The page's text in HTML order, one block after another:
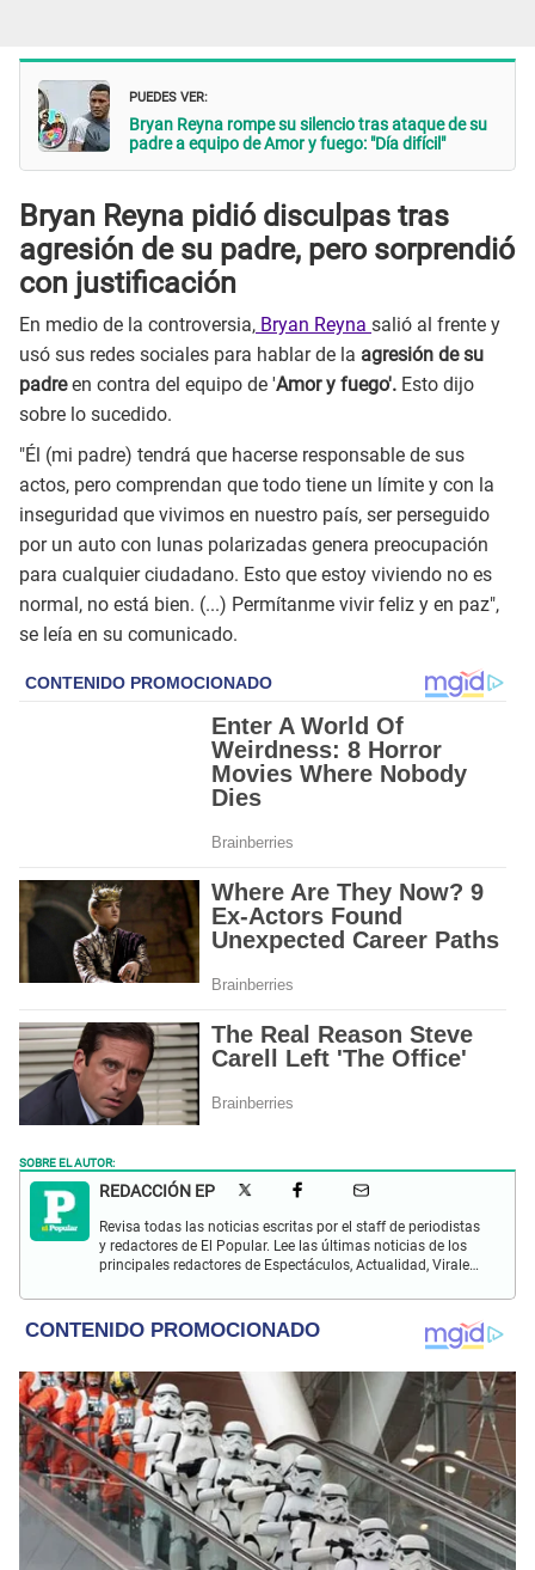
PUEDES VER:
Bryan Reyna rompe su silencio tras ataque de su
padre a equipo de Amor y fuego: "Día difícil"
Bryan Reyna pidió disculpas tras
agresión de su padre, pero sorprendió
con justificación
En medio de la controversia, Bryan Reyna salió al frente y
usó sus redes sociales para hablar de la agresión de su
padreen contra del equipo de 'Amor y fuego'. Esto dijo
sobre lo sucedido.
"Él (mi padre) tendrá que hacerse responsable de sus
actos, pero comprendan que todo tiene un límite y con la
inseguridad que vivimos en nuestro país, ser perseguido
por un auto con lunas polarizadas genera preocupación
para cualquier ciudadano. Esto que estoy viviendo no es
normal, no está bien. (...) Permítanme vivir feliz y en paz",
se leía en su comunicado.
SOBRE EL AUTOR:
REDACCIÓN EP
Revisa todas las noticias escritas por el staff de periodistas
y redactores de El Popular. Lee las últimas noticias de los
principales redactores de Espectáculos, Actualidad, Virales,